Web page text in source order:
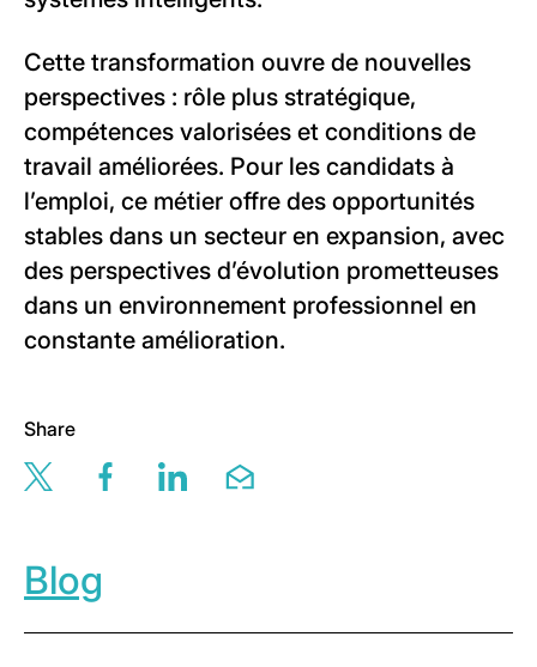
Cette transformation ouvre de nouvelles
perspectives : rôle plus stratégique,
compétences valorisées et conditions de
travail améliorées. Pour les candidats à
l’emploi, ce métier offre des opportunités
stables dans un secteur en expansion, avec
des perspectives d’évolution prometteuses
dans un environnement professionnel en
constante amélioration.
Share
Share this page via twitter
Share this page via facebook
Share this page via linkedin
Share this page via email
Blog